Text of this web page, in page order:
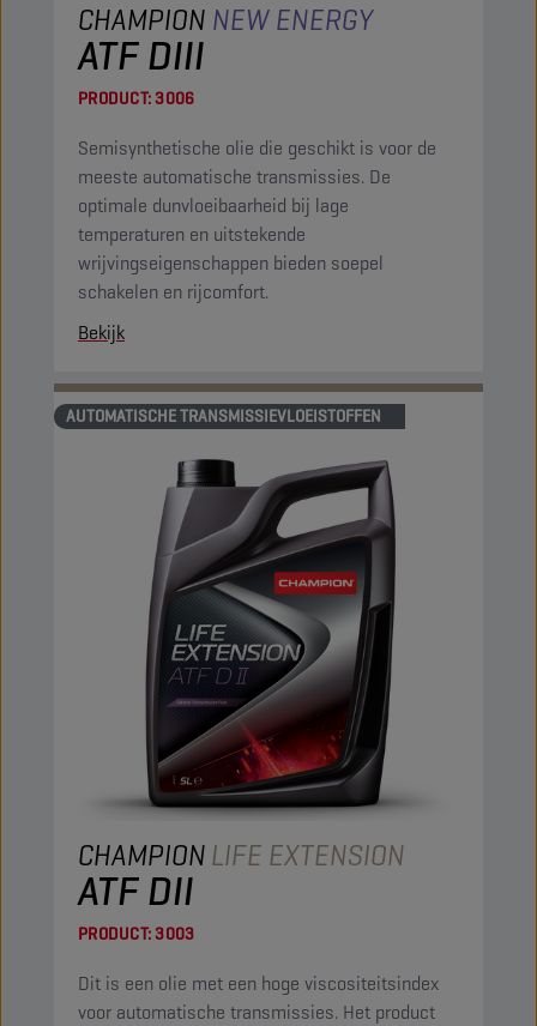
CHAMPION NEW ENERGY
ATF DIII
PRODUCT:3006
Semisynthetische olie die geschikt is voor de
meeste automatische transmissies. De
optimale dunvloeibaarheid bij lage
temperaturen en uitstekende
wrijvingseigenschappen bieden soepel
schakelen en rijcomfort.
Bekijk
AUTOMATISCHE TRANSMISSIEVLOEISTOFFEN
CHAMPIONLIFE EXTENSION
ATF DII
PRODUCT:3003
Dit is een olie met een hoge viscositeitsindex
voor automatische transmissies. Het product